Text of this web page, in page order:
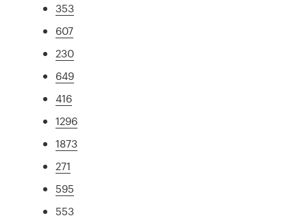
353
607
230
649
416
1296
1873
271
595
553